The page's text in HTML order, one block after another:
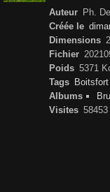
Auteur Ph.
Créée le
Dimensions
Fichier
Poids 5371
Tags Boitsfort
Albums
Visites 58453